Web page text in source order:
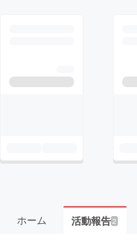
ホーム 活動報告2